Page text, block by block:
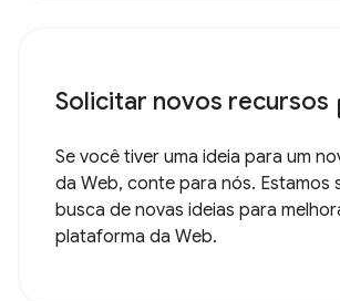
Solicitar novos recursos
Se você tiver uma ideia para um
da Web, conte para nós. Estamos
busca de novas ideias para
plataforma da Web.